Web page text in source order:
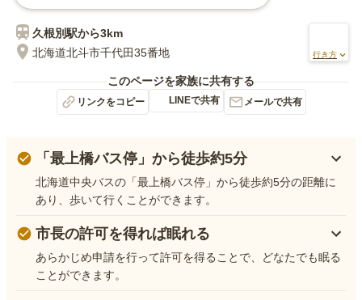
久根別駅から3km
北海道北斗市千代田35番地
行き方
このページを家族に共有する
リンクをコピー LINEで共有 メールで共有
「最上橋バス停」から徒歩約5分
北海道中央バスの「最上橋バス停」から徒歩約5分の距離に
あり、歩いて行くことができます。
市長の許可を得れば眠れる
あらかじめ申請を行って許可を得ることで、どなたでも眠る
ことができます。